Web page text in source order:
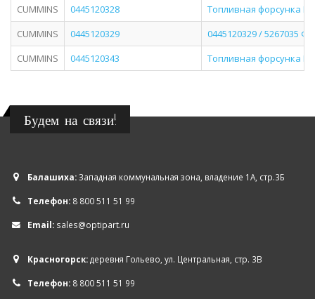
CUMMINS
0445120328
Топливная форсунка
CUMMINS
0445120329
0445120329 / 5267035
CUMMINS
0445120343 Топливная форсунка
Будем на связи!
Балашиха:Западная коммунальная зона, владение 1А, стр.3Б
Телефон: 8 800 511 51 99
Email: sales@optipart.ru
Красногорск:деревня Гольево, ул. Центральная, стр. 3В
Телефон: 8 800 511 51 99